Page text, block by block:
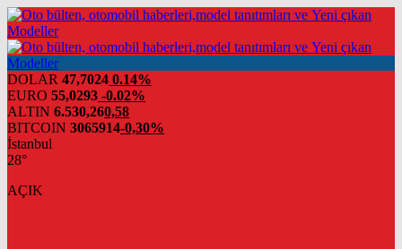
DOLAR 47,7024 0.14%
EURO 55,0293 -0.02%
ALTIN 6.530,260,58
BITCOIN 3065914-0,30%
İstanbul
28°
AÇIK